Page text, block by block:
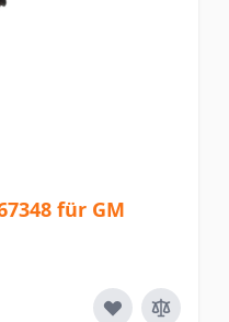
für GM